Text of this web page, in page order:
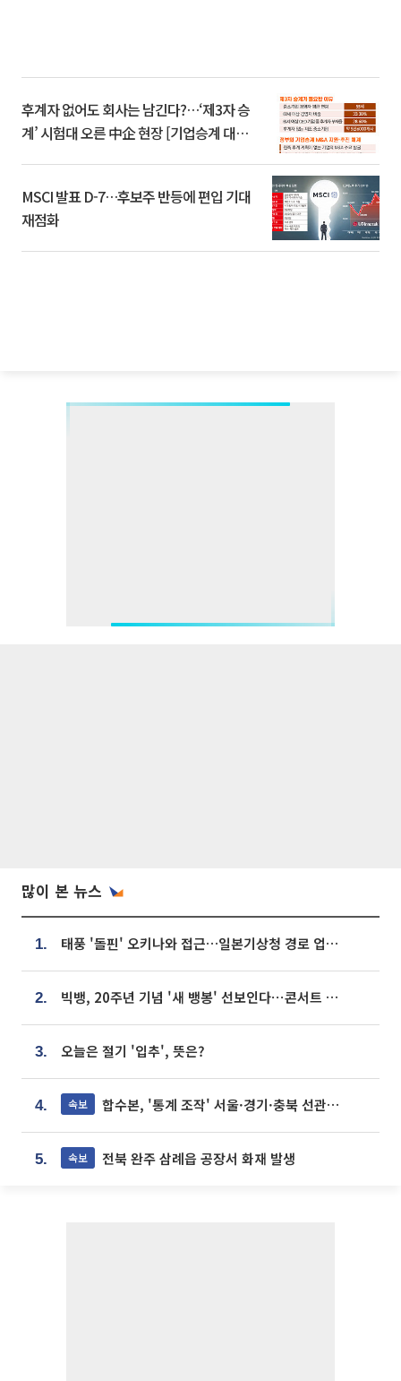
후계자 없어도 회사는 남긴다?…‘제3자 승
계’ 시험대 오른 中企 현장 [기업승계 대전
MSCI 발표 D-7…후보주 반등에 편입 기대
재점화
많이 본 뉴스
1. 태풍 '돌핀' 오키나와 접근…일본기상청 경로 업데이트
2. 빅뱅, 20주년 기념 '새 뱅봉' 선보인다⋯콘서트 앞두고 팝업 개최
3. 오늘은 절기 '입추', 뜻은?
4. 속보 합수본, '통계 조작' 서울·경기·충북 선관위 등 추가 압수수색
5. 속보 전북 완주 삼례읍 공장서 화재 발생